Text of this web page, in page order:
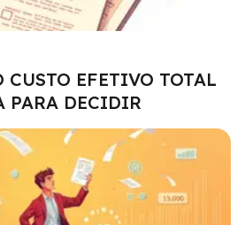
CUSTO EFETIVO TOTAL
PARA DECIDIR